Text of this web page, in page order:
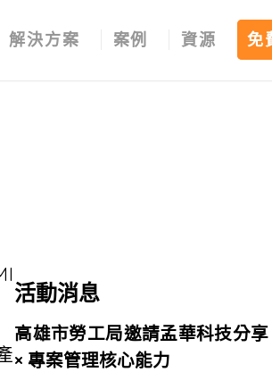
解決方案 案例 資源 免
活動消息
高雄市勞工局邀請孟華科技分享
× 專案管理核心能力